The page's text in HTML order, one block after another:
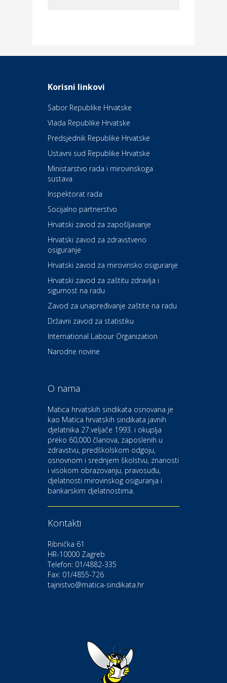
Daruvarske toplice – ljekovita
Kultura i edukacija
Kazalište Kerempuh
Kultura i edukacija
Kazalište ZKM
Auto-moto i tehnika
Zdravlje i osiguranje
Povoljnosti
Dental Sudar
Dom i dizajn
Euro-vrt – kosilice, motorne
Odmor
Bistrica
Auto-moto i tehnika
CIAK Auto d.o.o.
Kultura i edukacija
Kazalište Gavella
Moda i ljepota
Gastro
Hotel Bunčić Vrbovec
Izletište i vinotočje VINIA
Korisni linkovi
Sabor Republike Hrvatske
Vlada Republike Hrvatske
Predsjednik Republike Hrvatske
Ustavni sud Republike Hrvatske
Ministarstvo rada i mirovinskoga
sustava
Inspektorat rada
Socijalno partnerstvo
Hrvatski zavod za zapošljavanje
Hrvatski zavod za zdravstveno
osiguranje
Hrvatski zavod za mirovinsko osiguranje
Hrvatski zavod za zaštitu zdravlja i
sigurnost na radu
Zavod za unapređivanje zaštite na radu
Državni zavod za statistiku
International Labour Organization
Narodne novine
O nama
Matica hrvatskih sindikata osnovana je
kao Matica hrvatskih sindikata javnih
djelatnika 27.veljače 1993. i okuplja
preko 60,000 članova, zaposlenih u
zdravstvu, predškolskom odgoju,
osnovnom i srednjem školstvu, znanosti
i visokom obrazovanju, pravosuđu,
djelatnosti mirovinskog osiguranja i
bankarskim djelatnostima.
Kontakti
Ribnička 61
HR-10000 Zagreb
Telefon: 01/4882-335
Fax: 01/4855-726
tajnistvo@matica-sindikata.hr